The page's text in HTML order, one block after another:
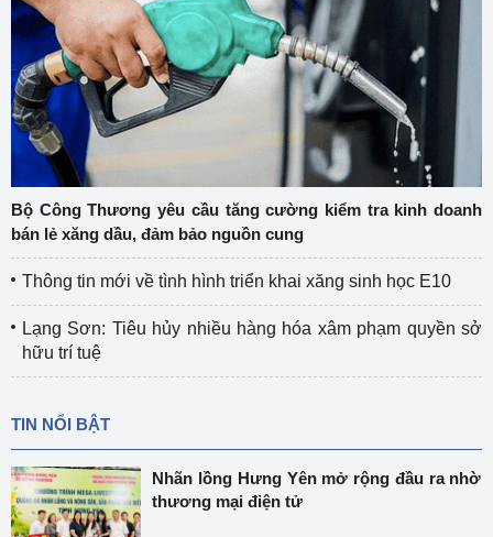
Bộ Công Thương yêu cầu tăng cường kiểm tra kinh doanh
bán lẻ xăng dầu, đảm bảo nguồn cung
Thông tin mới về tình hình triển khai xăng sinh học E10
Lạng Sơn: Tiêu hủy nhiều hàng hóa xâm phạm quyền sở
hữu trí tuệ
TIN NỔI BẬT
Nhãn lồng Hưng Yên mở rộng đầu ra nhờ
thương mại điện tử